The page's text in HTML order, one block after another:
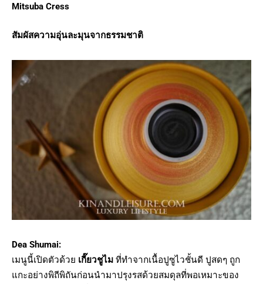
Mitsuba Cress
สัมผัสความอุ่นละมุนจากธรรมชาติ
Dea Shumai:
เมนูนี้เปิดตัวด้วย เกี๊ยวชูไม ที่ทำจากเนื้อปูซูไวชั้นดี ปูสดๆ ถูก
แกะอย่างพิถีพิถันก่อนนำมาปรุงรสด้วยสมดุลที่พอเหมาะของ